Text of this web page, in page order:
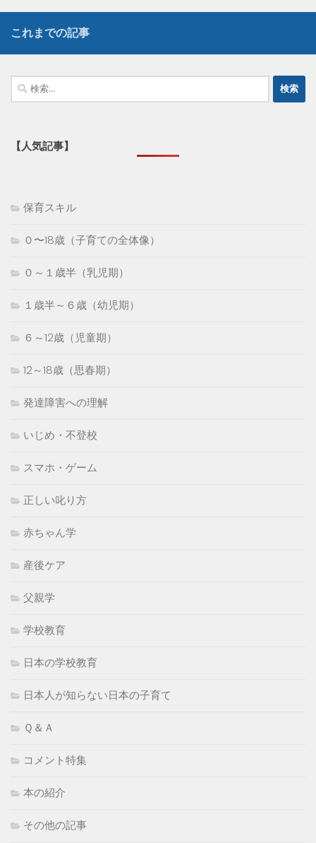
これまでの記事
検
索:
【人気記事】
保育スキル
０〜18歳（子育ての全体像）
０～１歳半（乳児期）
１歳半～６歳（幼児期）
６～12歳（児童期）
12～18歳（思春期）
発達障害への理解
いじめ・不登校
スマホ・ゲーム
正しい叱り方
赤ちゃん学
産後ケア
父親学
学校教育
日本の学校教育
日本人が知らない日本の子育て
Ｑ＆Ａ
コメント特集
本の紹介
その他の記事